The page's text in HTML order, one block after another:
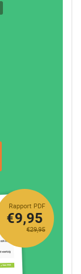
Rapport PDF
€29,95
€9,95